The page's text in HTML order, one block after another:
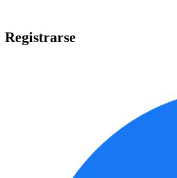
Registrarse